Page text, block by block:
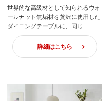
世界的な高級材として知られるウォ
ールナット無垢材を贅沢に使用した
ダイニングテーブルに、同じ...
詳細はこちら